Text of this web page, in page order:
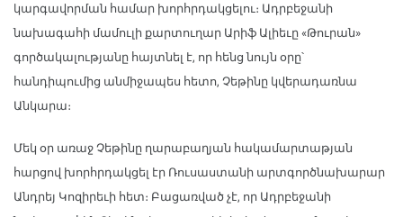
կարգավորման համար խորհրդակցելու։ Ադրբեջանի
նախագահի մամուլի քարտուղար Արիֆ Ալիեւը «Թուրան»
գործակալությանը հայտնել է, որ հենց նույն օրը՝
հանդիպումից անմիջապես հետո, Չեթինը կվերադառնա
Անկարա։
Մեկ օր առաջ Չեթինը ղարաբաղյան հակամարտաթյան
հարցով խորհրդակցել էր Ռուսաստանի արտգործնախարար
Անդրեյ Կոզիրեւի հետ։ Բացառված չէ, որ Ադրբեջանի